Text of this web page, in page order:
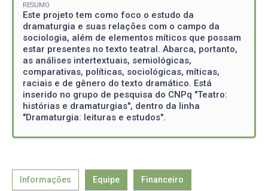
RESUMO
Este projeto tem como foco o estudo da
dramaturgia e suas relações com o campo da
sociologia, além de elementos míticos que possam
estar presentes no texto teatral. Abarca, portanto,
as análises intertextuais, semiológicas,
comparativas, políticas, sociológicas, míticas,
raciais e de gênero do texto dramático. Está
inserido no grupo de pesquisa do CNPq "Teatro:
histórias e dramaturgias", dentro da linha
"Dramaturgia: leituras e estudos".
Informações Equipe Financeiro